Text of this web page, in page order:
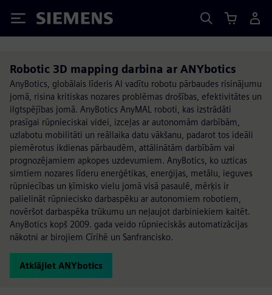
Siemens
Robotic 3D mapping darbina ar ANYbotics
AnyBotics, globālais līderis AI vadītu robotu pārbaudes risinājumu
jomā, risina kritiskas nozares problēmas drošības, efektivitātes un
ilgtspējības jomā. AnyBotics AnyMAL roboti, kas izstrādāti
prasīgai rūpnieciskai videi, izceļas ar autonomām darbībām,
uzlabotu mobilitāti un reāllaika datu vākšanu, padarot tos ideāli
piemērotus ikdienas pārbaudēm, attālinātām darbībām vai
prognozējamiem apkopes uzdevumiem. AnyBotics, ko uzticas
simtiem nozares līderu enerģētikas, enerģijas, metālu, ieguves
rūpniecības un ķīmisko vielu jomā visā pasaulē, mērķis ir
palielināt rūpniecisko darbaspēku ar autonomiem robotiem,
novēršot darbaspēka trūkumu un neļaujot darbiniekiem kaitēt.
AnyBotics kopš 2009. gada veido rūpnieciskās automatizācijas
nākotni ar birojiem Cīrihē un Sanfrancisko.
Atklājiet ANYbotics